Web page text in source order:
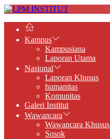
LPM
Kampus
Kampusiana
Laporan Utama
Nasional
Laporan Khusus
humanitas
Komunitas
Galeri Institut
Wawancara
Wawancara Khusus
Sosok